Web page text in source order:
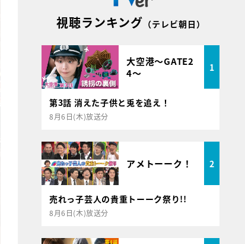
視聴ランキング （テレビ朝日）
大空港～GATE2
4～
1
第3話 消えた子供と兎を追え！
8月6日(木)放送分
アメトーーク！ 2
売れっ子芸人の貴重トーーク祭り!!
8月6日(木)放送分